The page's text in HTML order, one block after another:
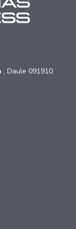
, Daule 091910,